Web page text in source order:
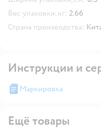
Вес упаковки, кг: 2.66
Страна производства:
Инструкции и
Маркировка
Ещё товары